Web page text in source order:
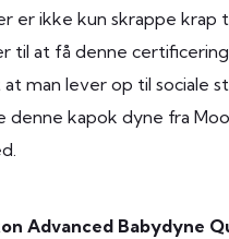
er ikke kun skrappe krap
til at få denne
man lever op til sociale
denne kapok dyne fra
Advanced Babydyne